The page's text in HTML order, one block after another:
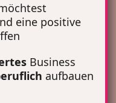
eine positive
Business
aufbauen